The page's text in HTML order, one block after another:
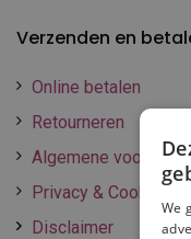
Verzenden en
Online betalen
Retourneren
Algemene
Privacy & Cookie
Disclaimer
We